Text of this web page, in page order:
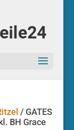
/ GATES
BH Grace